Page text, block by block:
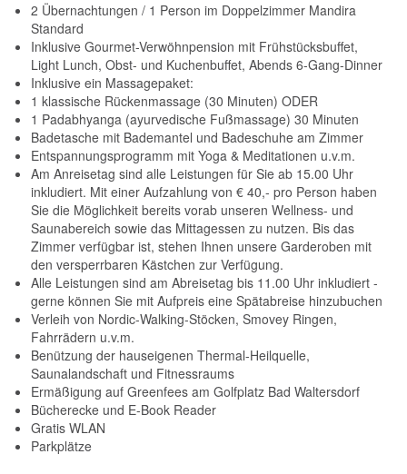
2 Übernachtungen / 1 Person im Doppelzimmer Mandira
Standard
Inklusive Gourmet-Verwöhnpension mit Frühstücksbuffet,
Light Lunch, Obst- und Kuchenbuffet, Abends 6-Gang-Dinner
Inklusive ein Massagepaket:
1 klassische Rückenmassage (30 Minuten) ODER
1 Padabhyanga (ayurvedische Fußmassage) 30 Minuten
Badetasche mit Bademantel und Badeschuhe am Zimmer
Entspannungsprogramm mit Yoga & Meditationen u.v.m.
Am Anreisetag sind alle Leistungen für Sie ab 15.00 Uhr
inkludiert. Mit einer Aufzahlung von € 40,- pro Person haben
Sie die Möglichkeit bereits vorab unseren Wellness- und
Saunabereich sowie das Mittagessen zu nutzen. Bis das
Zimmer verfügbar ist, stehen Ihnen unsere Garderoben mit
den versperrbaren Kästchen zur Verfügung.
Alle Leistungen sind am Abreisetag bis 11.00 Uhr inkludiert -
gerne können Sie mit Aufpreis eine Spätabreise hinzubuchen
Verleih von Nordic-Walking-Stöcken, Smovey Ringen,
Fahrrädern u.v.m.
Benützung der hauseigenen Thermal-Heilquelle,
Saunalandschaft und Fitnessraums
Ermäßigung auf Greenfees am Golfplatz Bad Waltersdorf
Bücherecke und E-Book Reader
Gratis WLAN
Parkplätze